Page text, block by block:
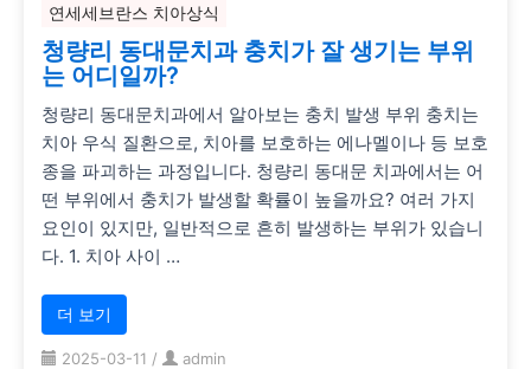
연세세브란스 치아상식
청량리 동대문치과 충치가 잘 생기는 부위
는 어디일까?
청량리 동대문치과에서 알아보는 충치 발생 부위 충치는
치아 우식 질환으로, 치아를 보호하는 에나멜이나 등 보호
종을 파괴하는 과정입니다. 청량리 동대문 치과에서는 어
떤 부위에서 충치가 발생할 확률이 높을까요? 여러 가지
요인이 있지만, 일반적으로 흔히 발생하는 부위가 있습니
다. 1. 치아 사이 …
더 보기
2025-03-11 / admin